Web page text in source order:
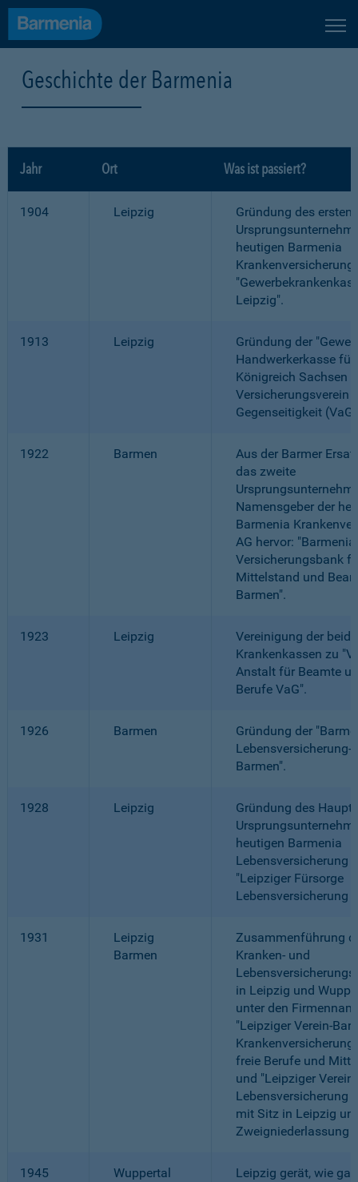
Geschichte der Barmenia
Jahr Ort Was ist passiert?
1904 Leipzig
Gründung des ersten
heutigen Barmenia
Krankenversicherung
Leipzig".
1913 Leipzig
Gründung der
Handwerkerkasse für
Königreich Sachsen -
Versicherungsverein
Gegenseitigkeit
1922 Barmen
Aus der Barmer
das zweite
Namensgeber der
Barmenia
AG hervor: "Barmenia
Versicherungsbank
Mittelstand und
Barmen".
1923 Leipzig
Vereinigung der
Krankenkassen zu
Anstalt für Beamte
Berufe VaG".
1926 Barmen
Gründung der
Lebensversicherung-
Barmen".
1928 Leipzig
Gründung des Haupt-
heutigen Barmenia
Lebensversicherung
"Leipziger Fürsorge
Lebensversicherung
1931
Leipzig
Barmen
Zusammenführung
Kranken- und
in Leipzig und
unter den
"Leipziger Verein-
freie Berufe und
und "Leipziger
Lebensversicherung
mit Sitz in Leipzig
Zweigniederlassung
1945 Wuppertal
Leipzig gerät, wie